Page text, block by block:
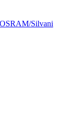
Silvani